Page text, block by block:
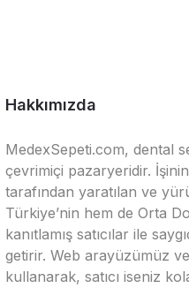
Hakkımızda
MedexSepeti.com, dental
çevrimiçi pazaryeridir.
tarafından yaratılan ve
Türkiye’nin hem de Orta
kanıtlamış satıcılar ile
getirir. Web arayüzümüz
kullanarak, satıcı iseniz